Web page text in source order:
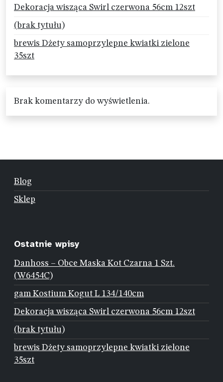
Dekoracja wisząca Swirl czerwona 56cm 12szt
(brak tytułu)
brewis Dżety samoprzylepne kwiatki zielone
35szt
Brak komentarzy do wyświetlenia.
Blog
Sklep
Ostatnie wpisy
Danhoss – Obce Maska Kot Czarna 1 Szt.
(W6454C)
gam Kostium Kogut L 134/140cm
Dekoracja wisząca Swirl czerwona 56cm 12szt
(brak tytułu)
brewis Dżety samoprzylepne kwiatki zielone
35szt